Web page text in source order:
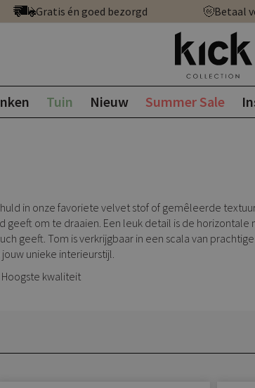
Gratis én goed bezorgd Betaal
Tuin Nieuw Summer Sale
in onze favoriete velvet stof of gemêleerde
om te draaien. Een leuk detail is de horizontale
geeft. Tom is verkrijgbaar in een scala van
unieke interieurstijl.
kwaliteit